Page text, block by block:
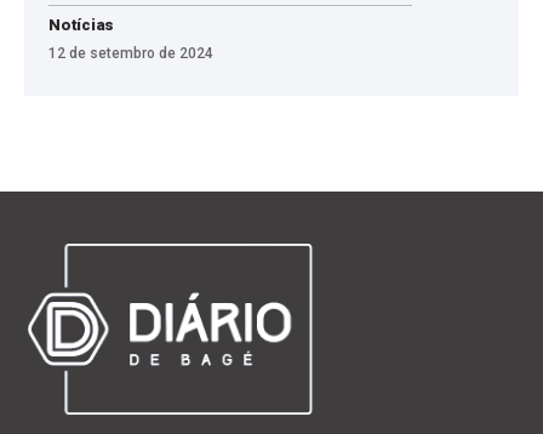
Notícias
12 de setembro de 2024